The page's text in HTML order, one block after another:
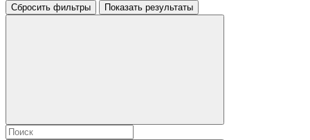
Сбросить фильтры
Показать результаты